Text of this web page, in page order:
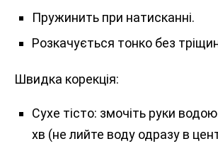
Пружинить при натисканні.
Розкачується тонко без
Швидка корекція:
Сухе тісто: змочіть руки водою
хв (не лийте воду одразу в